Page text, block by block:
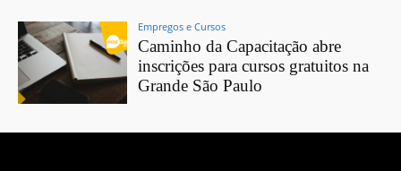
Empregos e Cursos
Caminho da Capacitação abre
inscrições para cursos gratuitos na
Grande São Paulo